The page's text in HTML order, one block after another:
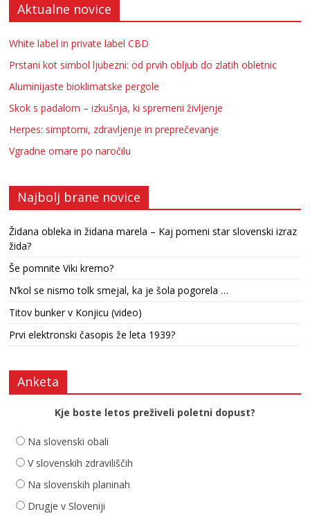
Aktualne novice
White label in private label CBD
Prstani kot simbol ljubezni: od prvih obljub do zlatih obletnic
Aluminijaste bioklimatske pergole
Skok s padalom – izkušnja, ki spremeni življenje
Herpes: simptomi, zdravljenje in preprečevanje
Vgradne omare po naročilu
Najbolj brane novice
Židana obleka in židana marela – Kaj pomeni star slovenski izraz
žida?
Še pomnite Viki kremo?
N’kol se nismo tolk smejal, ka je šola pogorela …
Titov bunker v Konjicu (video)
Prvi elektronski časopis že leta 1939?
Anketa
Kje boste letos preživeli poletni dopust?
Na slovenski obali
V slovenskih zdraviliščih
Na slovenskih planinah
Drugje v Sloveniji